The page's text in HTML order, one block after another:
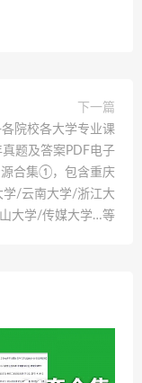
下一篇
院校各大学专业课
真题及答案PDF电子
源合集①，包含重庆
学/云南大学/浙江大
大学/传媒大学…等